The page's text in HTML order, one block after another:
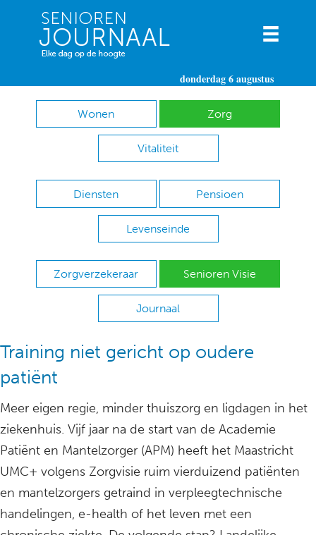
donderdag 6 augustus
Wonen Zorg
Vitaliteit
Diensten Pensioen
Levenseinde
Zorgverzekeraar Senioren Visie
Journaal
Training niet gericht op oudere
patiënt
Meer eigen regie, minder thuiszorg en ligdagen in het
ziekenhuis. Vijf jaar na de start van de Academie
Patiënt en Mantelzorger (APM) heeft het Maastricht
UMC+ volgens Zorgvisie ruim vierduizend patiënten
en mantelzorgers getraind in verpleegtechnische
handelingen, e-health of het leven met een